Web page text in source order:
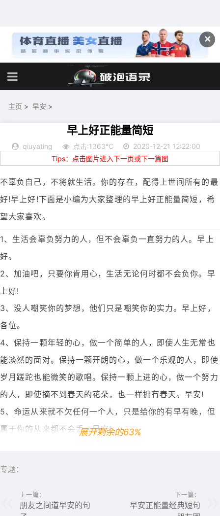
✕
主页 > 早安 >
早上好正能量简短
qiuyating 点击:1363℃
2020-12-21 12:22:00
Tips：点击图片进入下一页或下一篇图
不辜负自己，不将就生活。你的存在，配得上世间所有的最
好!早上好!下面是小编为大家整理的早上好正能量简短，希
望大家喜欢。
1、生活会辜负努力的人，但不会辜负一直努力的人。早上
好。
2、加油吧，只要你肯用心，生活无论何时都不会负你。早
上好!
3、没人嘲笑你的梦想，他们只是嘲笑你的实力。早上好，
各位。
4、保持一颗年轻的心，做一个简单的人，即使人生无常也
能淡然的面对。保持一颗开朗的心，做一个乐观的人，即使
岁月蹉跎也能微笑的歌唱。保持一颗上进的心，做一个努力
的人，即使摘不到春天的花朵，也一样拥有春天。早安!
5、命运从来就不欠任何一个人，只是给你的有早有晚，但
属于你的从来都不会丢。早安!
展开剩余的63%
专题：
上一篇：
朋友之间道早安的句
下一篇：
早安正能量经典短句